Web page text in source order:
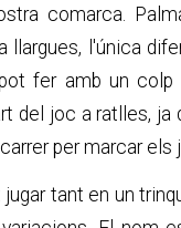
comarca.
llargues, l'única
fer amb un colp
del joc a ratlles, ja
per marcar els
tant en un